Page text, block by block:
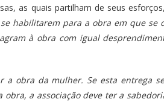
as quais partilham de seus
habilitarem para a obra em que se
à obra com igual
obra da mulher. Se esta entrega
a associação deve ter a